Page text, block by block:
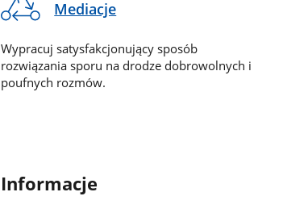
Mediacje
Wypracuj satysfakcjonujący sposób
rozwiązania sporu na drodze dobrowolnych i
poufnych rozmów.
Informacje